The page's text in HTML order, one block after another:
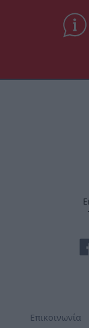
Επικοινωνία